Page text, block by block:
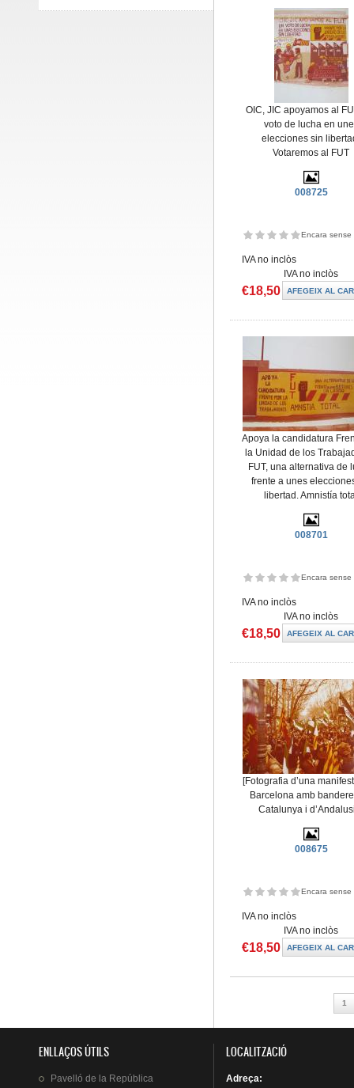
OIC, JIC apoyamos al
voto de lucha en
elecciones sin
Votaremos al FUT
008725
Encara sense
IVA no inclòs
IVA no inclòs
€18,50
Apoya la candidatura
la Unidad de los
FUT, una alternativa de
frente a unes
libertad. Amnistía
008701
Encara sense
IVA no inclòs
IVA no inclòs
€18,50
[Fotografia d’una
Barcelona amb
Catalunya i
008675
Encara sense
IVA no inclòs
IVA no inclòs
€18,50
1
ENLLAÇOS ÚTILS
Pavelló de la República
LOCALITZACIÓ
Adreça: